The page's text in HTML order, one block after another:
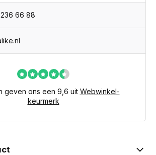
66 88
geven ons een 9,6 uit Webwinkel-
keurmerk